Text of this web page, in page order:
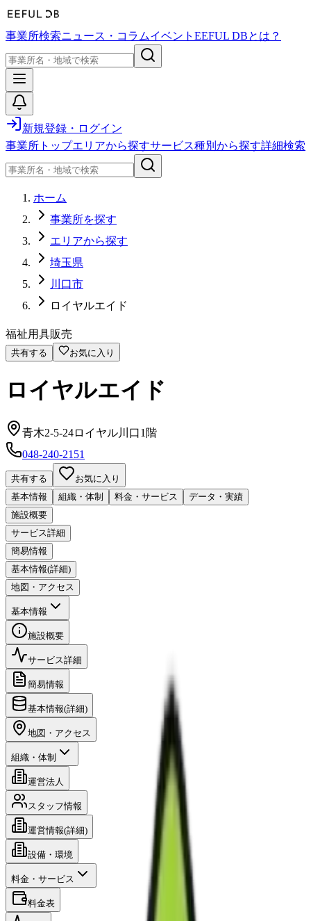
事業所検索ニュース・コラムイベント EEFUL DBとは？
新規登録・ログイン
事業所トップエリアから探すサービス種別から探す詳細検索
ホーム
事業所を探す
エリアから探す
埼玉県
川口市
ロイヤルエイド
福祉用具販売
共有する お気に入り
ロイヤルエイド
青木2-5-24ロイヤル川口1階
048-240-2151
共有する
お気に入り
基本情報
組織・体制 料金・サービス
データ・実績
施設概要
サービス詳細
簡易情報
基本情報(詳細)
地図・アクセス
基本情報
施設概要
サービス詳細
簡易情報
基本情報(詳細)
地図・アクセス
組織・体制
運営法人
スタッフ情報
運営情報(詳細)
設備・環境
料金・サービス
料金表